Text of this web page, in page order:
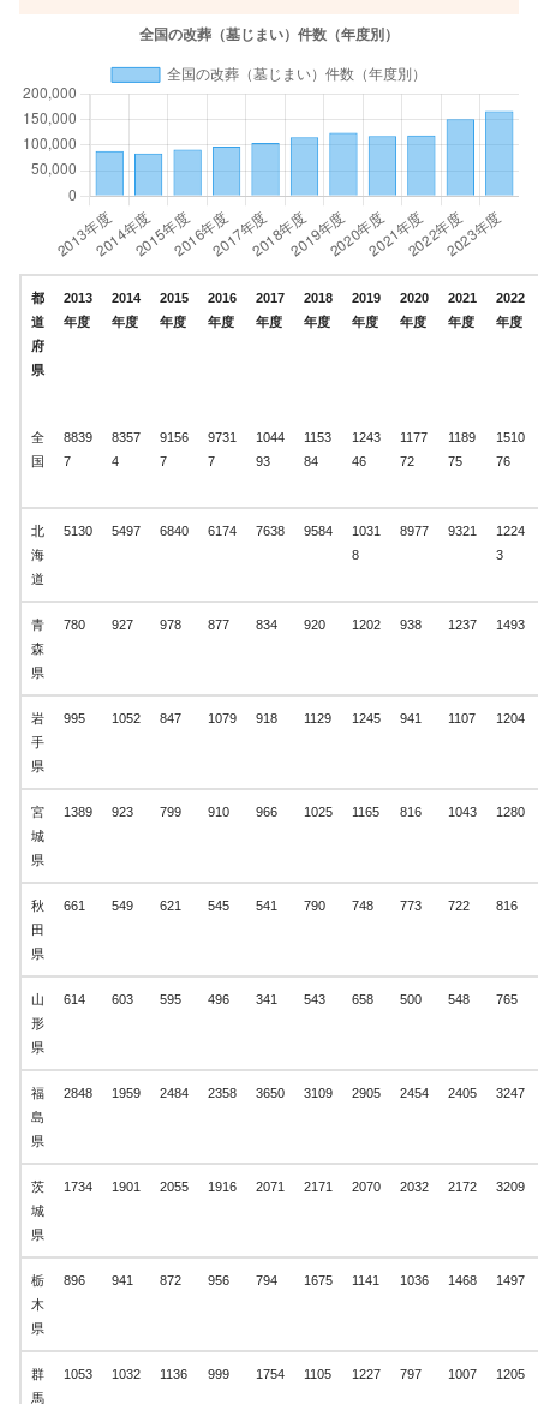
都
道
府
県
2013
年度
2014
年度
2015
年度
2016
年度
2017
年度
2018
年度
2019
年度
2020
年度
2021
年度
2022
年度
全
国
8839
7
8357
4
9156
7
9731
7
1044
93
1153
84
1243
46
1177
72
1189
75
1510
76
北
海
道
5130 5497 6840 6174 7638 9584
1031
8
8977 9321
1224
3
青
森
県
780 927 978 877 834 920 1202 938 1237 1493
岩
手
県
995 1052 847 1079 918 1129 1245 941 1107 1204
宮
城
県
1389 923 799 910 966 1025 1165 816 1043 1280
秋
田
県
661 549 621 545 541 790 748 773 722 816
山
形
県
614 603 595 496 341 543 658 500 548 765
福
島
県
2848 1959 2484 2358 3650 3109 2905 2454 2405 3247
茨
城
県
1734 1901 2055 1916 2071 2171 2070 2032 2172 3209
栃
木
県
896 941 872 956 794 1675 1141 1036 1468 1497
群
馬
1053 1032 1136 999 1754 1105 1227 797 1007 1205